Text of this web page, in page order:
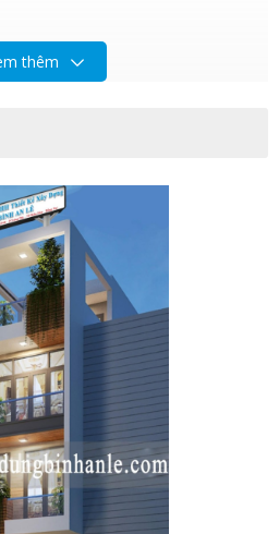
NHÀ Ở: 5X10
Nhà hãy gọi cho tôi
Thiết kế Xây dựng Bình
An Lê
Đồng Nai -----------------
-
thêm